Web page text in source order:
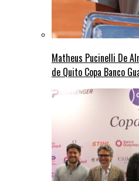
Matheus Pucinelli De
de Quito Copa Banco